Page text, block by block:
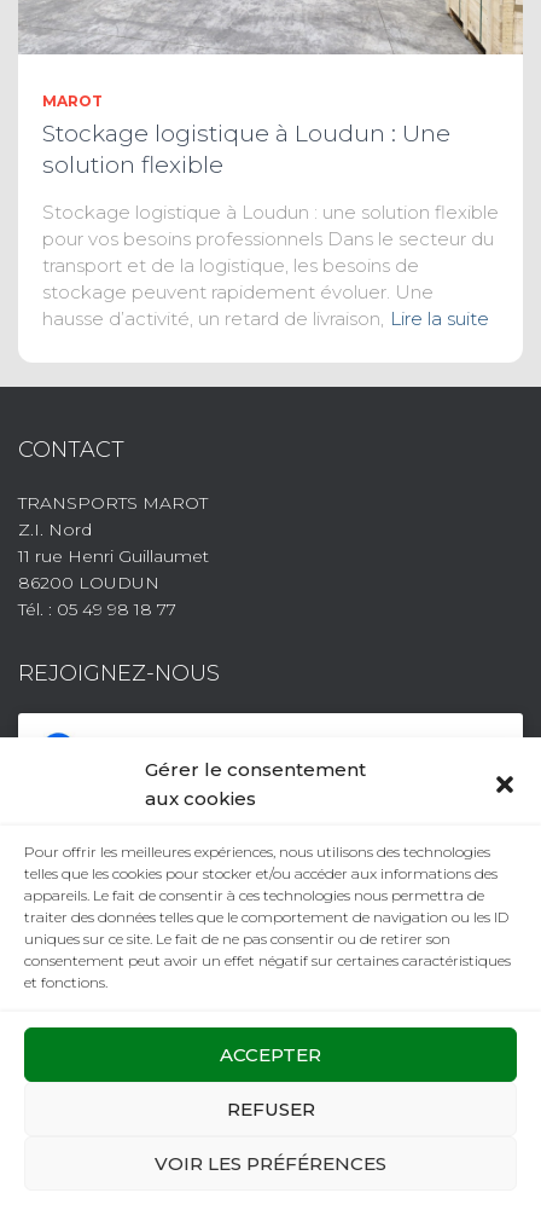
Gérer le consentement
aux cookies
Pour offrir les meilleures expériences, nous utilisons des technologies
telles que les cookies pour stocker et/ou accéder aux informations des
appareils. Le fait de consentir à ces technologies nous permettra de
traiter des données telles que le comportement de navigation ou les ID
uniques sur ce site. Le fait de ne pas consentir ou de retirer son
consentement peut avoir un effet négatif sur certaines caractéristiques
et fonctions.
ACCEPTER
REFUSER
VOIR LES PRÉFÉRENCES
MAROT
Stockage logistique à Loudun : Une
solution flexible
Stockage logistique à Loudun : une solution flexible
pour vos besoins professionnels Dans le secteur du
transport et de la logistique, les besoins de
stockage peuvent rapidement évoluer. Une
hausse d’activité, un retard de livraison, Lire la suite
CONTACT
TRANSPORTS MAROT
Z.I. Nord
11 rue Henri Guillaumet
86200 LOUDUN
Tél. : 05 49 98 18 77
REJOIGNEZ-NOUS
Facebook
Cliquez pour accepter les cookies
marketing et activer ce contenu